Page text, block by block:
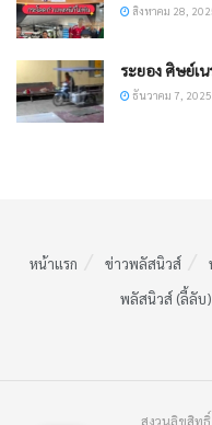
สิงหาคม 28,
ระยอง ศิษย์เ
ธันวาคม 7, 2025
หน้าแรก ข่าวพลัสนิวส์
พลัสนิวส์ (ลี้ลับ)
สงวนลิขสิท